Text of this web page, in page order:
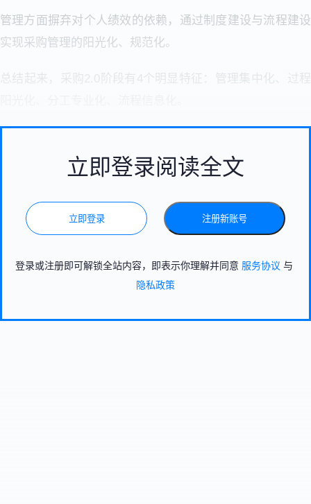
管理方面摒弃对个人绩效的依赖，通过制度建设与流程建设
实现采购管理的阳光化、规范化。
总结起来，采购2.0阶段有4个明显特征：管理集中化、过程
立即登录阅读全文
立即登录 注册新账号
登录或注册即可解锁全站内容，即表示你理解并同意 服务协议 与
隐私政策